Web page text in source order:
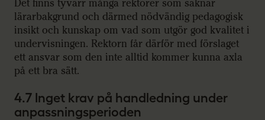
Det finns tyvärr många rektorer som saknar
lärarbakgrund och därmed nödvändig pedagogisk
insikt och kunskap om vad som utgör god kvalitet i
undervisningen. Rektorn får därför med förslaget
ett ansvar som den inte alltid kommer kunna axla
på ett bra sätt.
4.7 Inget krav på handledning under
anpassningsperioden